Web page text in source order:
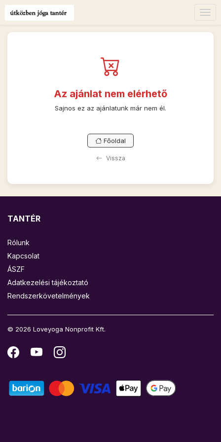
Az ajánlat nem elérhető
Sajnos ez az ajánlatunk már nem él.
Főoldal
Vissza
TANTÉR
Rólunk
Kapcsolat
ÁSZF
Adatkezelési tájékoztató
Rendszerkövetelmények
© 2026 Loveyoga Nonprofit Kft.